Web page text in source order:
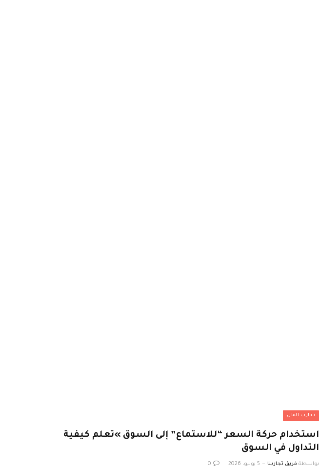
تجارب المال
استخدام حركة السعر “للاستماع” إلى السوق »تعلم كيفية
التداول في السوق
بواسطة فريق تجاربنا 5 يوليو، 2026 0